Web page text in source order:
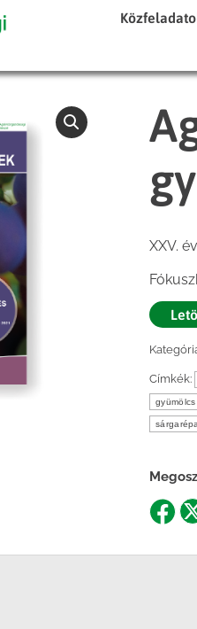
XXV.
Címkék:
gyümölcs
sárgarépa